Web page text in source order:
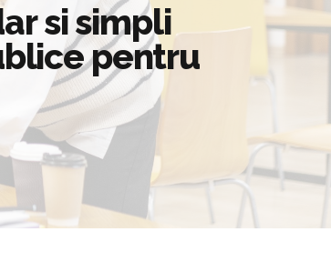
si simpli
pentru